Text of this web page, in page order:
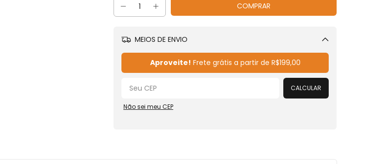
MEIOS DE ENVIO
Aproveite! Frete grátis a partir de R$199,00
CALCULAR
Não sei meu CEP